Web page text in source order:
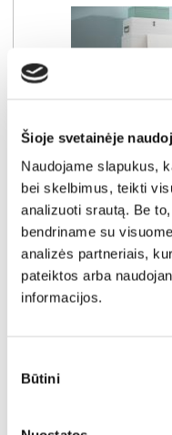
Šioje svetainėje
Naudojame slapukus,
bei skelbimus, teikti
analizuoti srautą. Be
bendriname su
analizės partneriais,
pateiktos arba
informacijos.
pasirinkimas
Būtini
NAUJIENA YRA
OGAI OGXR321-M642